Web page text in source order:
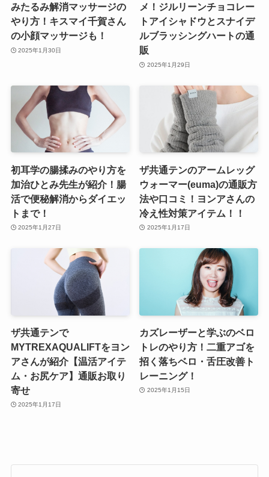
みたるみ解消マッサージの
やり方！キスマイ千賀さん
の小顔マッサージも！
2025年1月30日
メ！ジルリーンチョコレー
トアイシャドウとスナイデ
ルブラッシングハートの通
販
2025年1月29日
初耳学の腸揉みのやり方を
加治ひとみ先生が紹介！腸
活で便秘解消からダイエッ
トまで！
2025年1月27日
ザ共通テンのアームレッグ
ウォーマー(euma)の通販方
法や口コミ！ヨンアさんの
冷え性対策アイテム！！
2025年1月17日
ザ共通テンで
MYTREXAQUALIFTをヨン
アさんが紹介【温活アイテ
ム・お尻ケア】通販お取り
寄せ
2025年1月17日
カズレーザーと学ぶのベロ
トレのやり方！二重アゴを
招く落ちベロ・舌圧改善ト
レーニング！
2025年1月15日